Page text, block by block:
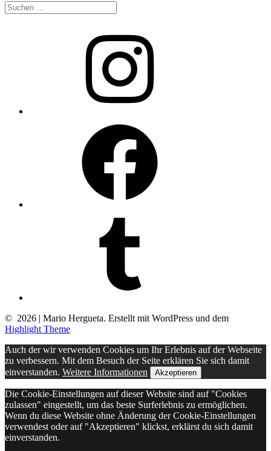
Suche
nach:
© 2026 | Mario Hergueta. Erstellt mit WordPress und dem
Highlight Theme
Auch der wir verwenden Cookies um Ihr Erlebnis auf der Webseite
zu verbessern. Mit dem Besuch der Seite erklären Sie sich damit
einverstanden. Weitere Informationen Akzeptieren
Die Cookie-Einstellungen auf dieser Website sind auf "Cookies
zulassen" eingestellt, um das beste Surferlebnis zu ermöglichen.
Wenn du diese Website ohne Änderung der Cookie-Einstellungen
verwendest oder auf "Akzeptieren" klickst, erklärst du sich damit
einverstanden.